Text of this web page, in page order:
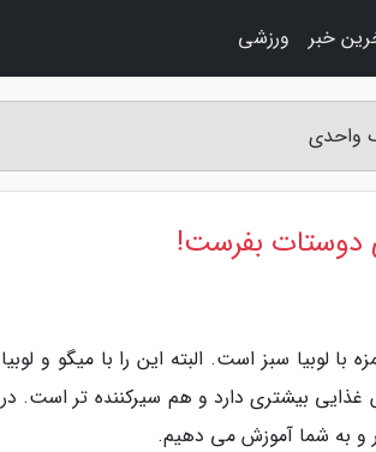
واحدی
دوستات بفرست!
با لوبیا سبز است. البته این را با میگو و لوبیا
بیشتری دارد و هم سیرکننده تر است. در
در و به شما آموزش می دهیم.
خبر ورزشی